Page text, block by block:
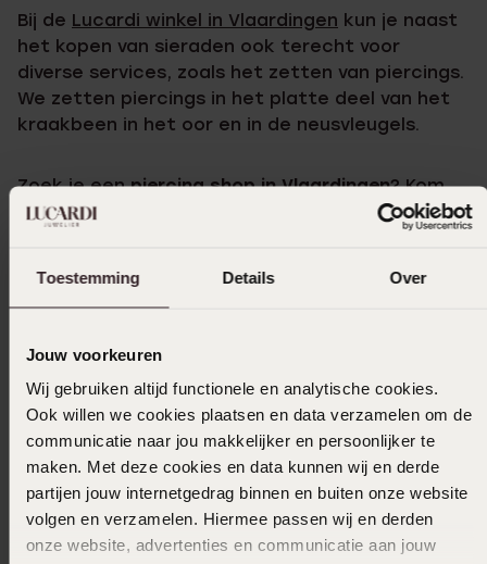
Toestemming Details Over
Jouw voorkeuren
Wij gebruiken altijd functionele en analytische cookies.
Ook willen we cookies plaatsen en data verzamelen om de
communicatie naar jou makkelijker en persoonlijker te
maken. Met deze cookies en data kunnen wij en derde
partijen jouw internetgedrag binnen en buiten onze website
volgen en verzamelen. Hiermee passen wij en derden
onze website, advertenties en communicatie aan jouw
Bij de Lucardi winkel in Vlaardingen kun je naast
het kopen van sieraden ook terecht voor
diverse services, zoals het zetten van piercings.
We zetten piercings in het platte deel van het
kraakbeen in het oor en in de neusvleugels.
Zoek je eenpiercing shop in Vlaardingen? Kom
langs bij onze Lucardi winkel, waar geen
zullen de locatie van de piercing tonen voordat
systeem, gevolgd door een grondige uitleg over
de nazorg. Alle benodigde producten voor een
effectieve nazorg zijn beschikbaar in onze
Leer meer over onze piercingservices door